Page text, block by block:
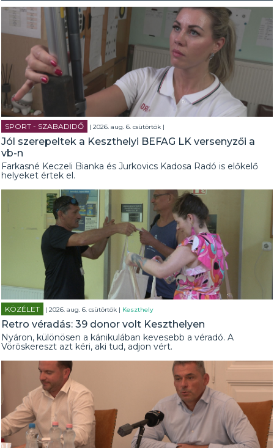
SPORT - SZABADIDŐ | 2026. aug. 6. csütörtök |
Jól szerepeltek a Keszthelyi BEFAG LK versenyzői a
vb-n
Farkasné Keczeli Bianka és Jurkovics Kadosa Radó is előkelő
helyeket értek el.
KÖZÉLET | 2026. aug. 6. csütörtök | Keszthely
Retro véradás: 39 donor volt Keszthelyen
Nyáron, különösen a kánikulában kevesebb a véradó. A
Vöröskereszt azt kéri, aki tud, adjon vért.